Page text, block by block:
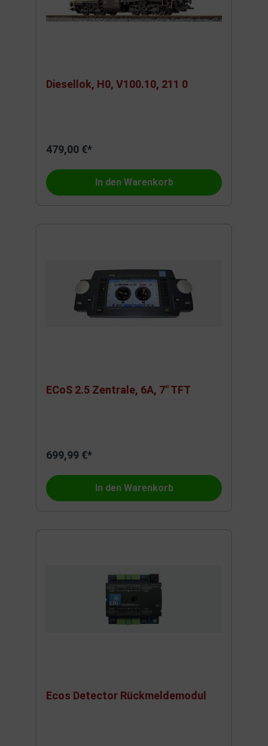
Diesellok, H0, V100.10, 211 0
479,00 €*
In den Warenkorb
ECoS 2.5 Zentrale, 6A, 7" TFT
699,99 €*
In den Warenkorb
Ecos Detector Rückmeldemodul